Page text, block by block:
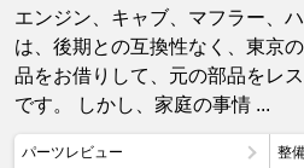
エンジン、キャブ、マフラー、
は、後期との互換性なく、東京
品をお借りして、元の部品をレ
です。 しかし、家庭の事情 ...
パーツレビュー 整